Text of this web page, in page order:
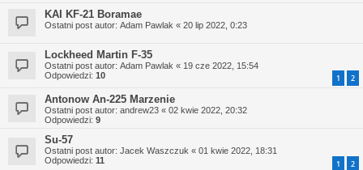
KAI KF-21 Boramae
Ostatni post autor: Adam Pawlak « 20 lip 2022, 0:23
Lockheed Martin F-35
Ostatni post autor: Adam Pawlak « 19 cze 2022, 15:54
Odpowiedzi: 10 1 2
Antonow An-225 Marzenie
Ostatni post autor: andrew23 « 02 kwie 2022, 20:32
Odpowiedzi: 9
Su-57
Ostatni post autor: Jacek Waszczuk « 01 kwie 2022, 18:31
Odpowiedzi: 11 1 2